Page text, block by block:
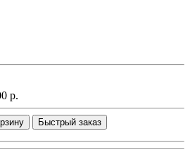
р.
Быстрый заказ